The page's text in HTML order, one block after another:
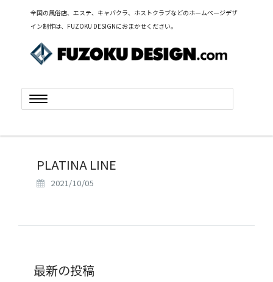
全国の風俗店、エステ、キャバクラ、ホストクラブなどのホームページデザ
イン制作は、FUZOKU DESIGNにおまかせください。
Toggle
navigation
PLATINA LINE
2021/10/05
最新の投稿